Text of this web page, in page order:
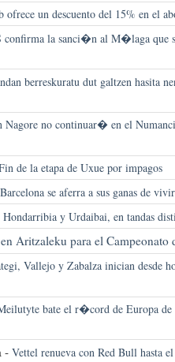
ofrece un descuento del 15% en el
confirma la sanci�n al M�laga que
berreskuratu dut galtzen hasita
Nagore no continuar� en el
de la etapa de Uxue por impagos
se aferra a sus ganas de vivir
y Urdaibai, en tandas
Aritzaleku para el Campeonato
Vallejo y Zabalza inician desde
bate el r�cord de Europa de
- Vettel renueva con Red Bull hasta